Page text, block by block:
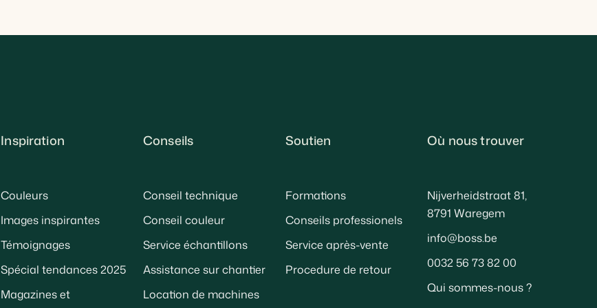
Inspiration
Couleurs
Images inspirantes
Témoignages
Spécial tendances 2025
Magazines et
Conseils
Conseil technique
Conseil couleur
Service échantillons
Assistance sur chantier
Location de machines
Soutien
Formations
Conseils professionels
Service après-vente
Procedure de retour
Où nous trouver
Nijverheidstraat 81,
8791 Waregem
info@boss.be
0032 56 73 82 00
Qui sommes-nous ?